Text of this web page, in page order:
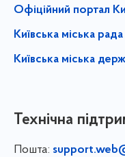
Офіційний портал
Київська міська рада
Київська міська
Технічна
Пошта: